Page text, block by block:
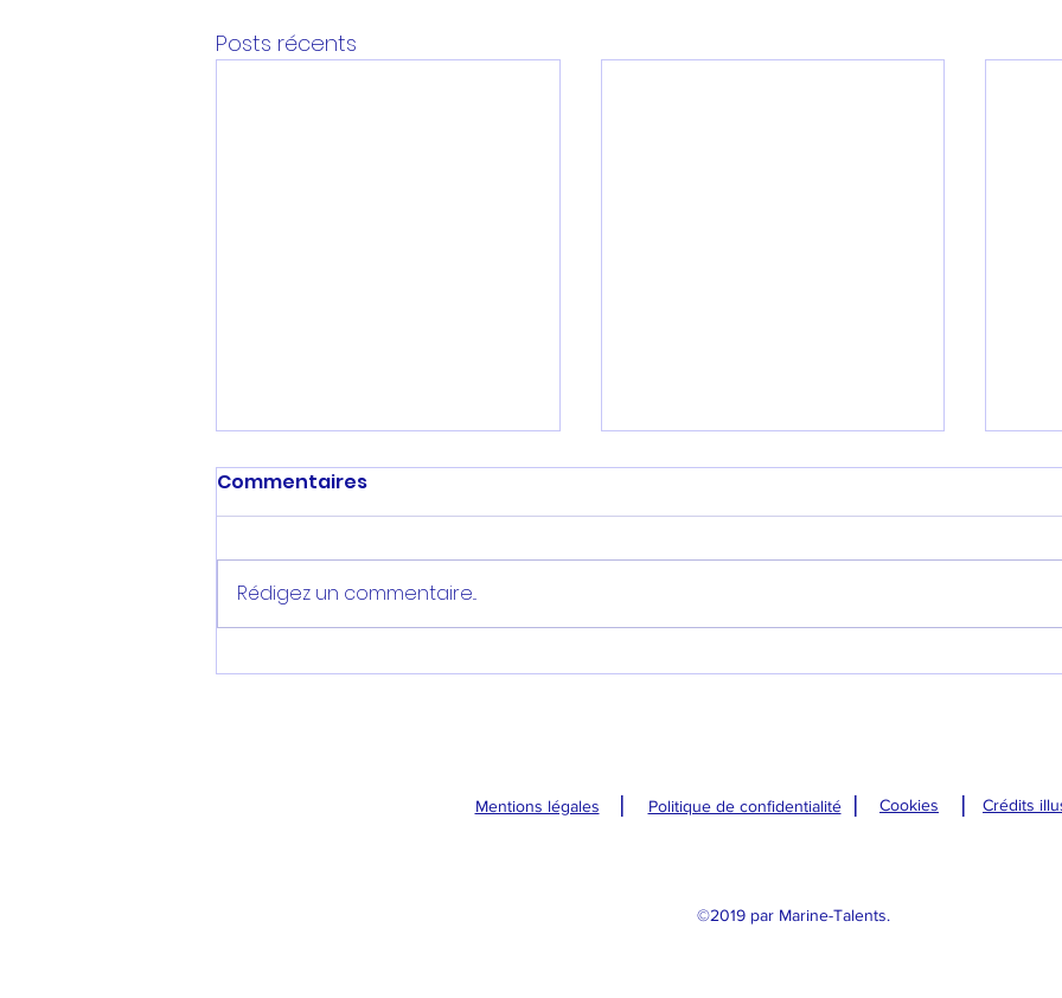
Posts récents
Après l'été 2021 : Tour
Un post
les
Commentaires
Rédigez un commentaire...
Mentions légales l Politique de confidentialité l Crédits
Cookies
l
©2019 par Marine-Talents.